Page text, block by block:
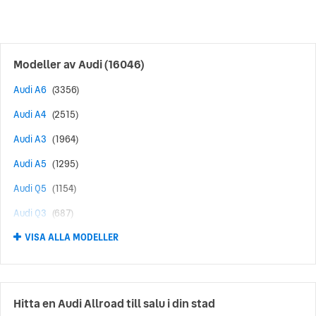
banbrytande teknik och innovativ design sätter Audi normen
för andra bilmärken.
Modeller avAudi(16046)
Audi A6 (3356)
Audi A4 (2515)
Audi A3 (1964)
Audi A5 (1295)
Audi Q5 (1154)
Audi Q3 (687)
Audi Q7 (570)
Audi A1 (494)
Audi Q8 (400)
Audi RS6 (369)
VISA ALLA MODELLER
Hitta en Audi Allroad till salu i din stad